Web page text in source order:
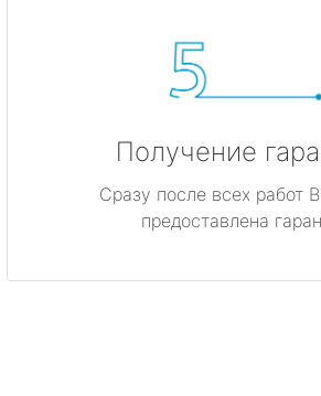
Получение
Сразу после всех работ
предоставлена